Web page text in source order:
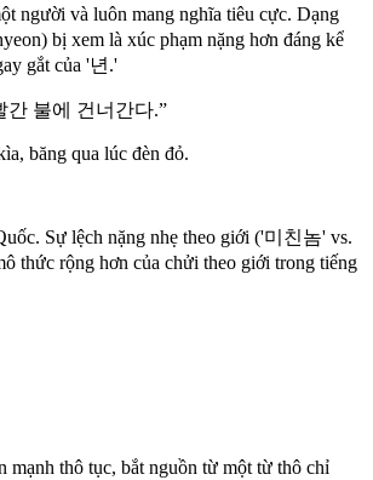
người và luôn mang nghĩa tiêu cực. Dạng
bị xem là xúc phạm nặng hơn đáng kể
gắt của '년.'
간 불에 건너간다.”
băng qua lúc đèn đỏ.
Sự lệch nặng nhẹ theo giới ('미친놈' vs.
thức rộng hơn của chửi theo giới trong tiếng
mạnh thô tục, bắt nguồn từ một từ thô chỉ